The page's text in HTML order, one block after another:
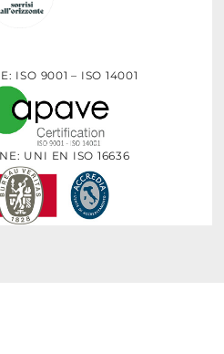
ISO 9001 – ISO 14001
UNI EN ISO 16636